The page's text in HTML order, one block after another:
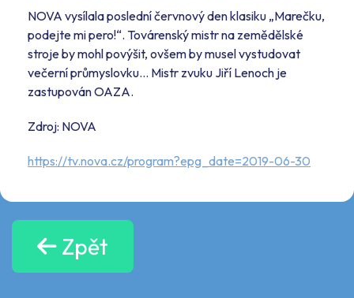
NOVA vysílala poslední červnový den klasiku „Marečku,
podejte mi pero!“. Továrenský mistr na zemědělské
stroje by mohl povýšit, ovšem by musel vystudovat
večerní průmyslovku… Mistr zvuku Jiří Lenoch je
zastupován OAZA.
Zdroj: NOVA
https://tv.nova.cz/program?epg_date=2019-06-30
Zpět